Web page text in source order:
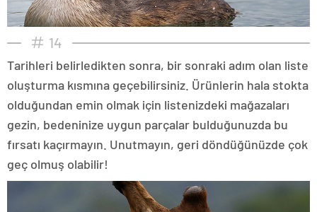
14
Tarihleri belirledikten sonra, bir sonraki adım olan liste
oluşturma kısmına geçebilirsiniz. Ürünlerin hala stokta
olduğundan emin olmak için listenizdeki mağazaları
gezin, bedeninize uygun parçalar bulduğunuzda bu
fırsatı kaçırmayın. Unutmayın, geri döndüğünüzde çok
geç olmuş olabilir!